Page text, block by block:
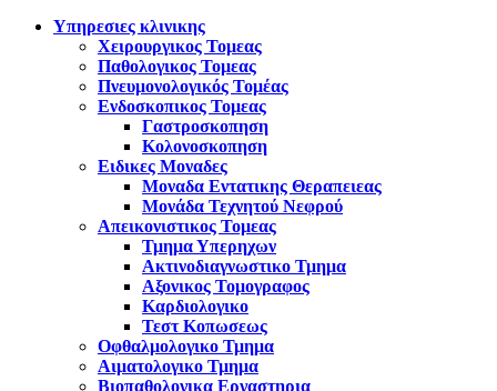
Υπηρεσιες κλινικης
Χειρουργικος Τομεας
Παθολογικος Τομεας
Πνευμονολογικός Τομέας
Ενδοσκοπικος Τομεας
Γαστροσκοπηση
Κολονοσκοπηση
Ειδικες Μοναδες
Μοναδα Εντατικης Θεραπειεας
Μονάδα Τεχνητού Νεφρού
Απεικονιστικος Τομεας
Τμημα Υπερηχων
Ακτινοδιαγνωστικο Τμημα
Αξονικος Τομογραφος
Καρδιολογικο
Τεστ Κοπωσεως
Οφθαλμολογικο Τμημα
Αιματολογικο Τμημα
Βιοπαθολογικα Εργαστηρια